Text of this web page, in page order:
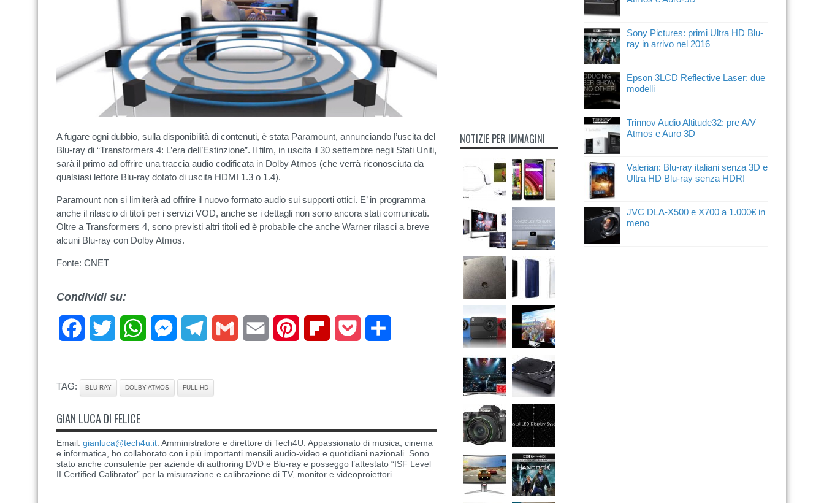
A fugare ogni dubbio, sulla disponibilità di contenuti, è stata Paramount, annunciando l’uscita del
Blu-ray di “Transformers 4: L’era dell’Estinzione”. Il film, in uscita il 30 settembre negli Stati Uniti,
sarà il primo ad offrire una traccia audio codificata in Dolby Atmos (che verrà riconosciuta da
qualsiasi lettore Blu-ray dotato di uscita HDMI 1.3 o 1.4).
Paramount non si limiterà ad offrire il nuovo formato audio sui supporti ottici. E’ in programma
anche il rilascio di titoli per i servizi VOD, anche se i dettagli non sono ancora stati comunicati.
Oltre a Transformers 4, sono previsti altri titoli ed è probabile che anche Warner rilasci a breve
alcuni Blu-ray con Dolby Atmos.
Fonte: CNET
Condividi su:
FacebookTwitter WhatsAppMessengerTelegramGmail Email Pinterest FlipboardPocket
TAG: BLU-RAY DOLBY ATMOS FULL HD
GIAN LUCA DI FELICE
Email: gianluca@tech4u.it . Amministratore e direttore di Tech4U. Appassionato di musica, cinema
e informatica, ho collaborato con i più importanti mensili audio-video e quotidiani nazionali. Sono
stato anche consulente per aziende di authoring DVD e Blu-ray e posseggo l’attestato “ISF Level
II Certified Calibrator” per la misurazione e calibrazione di TV, monitor e videoproiettori.
NOTIZIE PER IMMAGINI
Sony Pictures: primi Ultra HD Blu-
ray in arrivo nel 2016
Epson 3LCD Reflective Laser: due
modelli
Trinnov Audio Altitude32: pre A/V
Atmos e Auro 3D
Valerian: Blu-ray italiani senza 3D e
Ultra HD Blu-ray senza HDR!
JVC DLA-X500 e X700 a 1.000€ in
meno